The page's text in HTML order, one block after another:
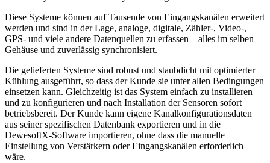
Diese Systeme können auf Tausende von Eingangskanälen erweitert
werden und sind in der Lage, analoge, digitale, Zähler-, Video-,
GPS- und viele andere Datenquellen zu erfassen – alles im selben
Gehäuse und zuverlässig synchronisiert.
Die gelieferten Systeme sind robust und staubdicht mit optimierter
Kühlung ausgeführt, so dass der Kunde sie unter allen Bedingungen
einsetzen kann. Gleichzeitig ist das System einfach zu installieren
und zu konfigurieren und nach Installation der Sensoren sofort
betriebsbereit. Der Kunde kann eigene Kanalkonfigurationsdaten
aus seiner spezifischen Datenbank exportieren und in die
DewesoftX-Software importieren, ohne dass die manuelle
Einstellung von Verstärkern oder Eingangskanälen erforderlich
wäre.